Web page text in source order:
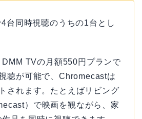
台同時視聴のうちの1台とし
TVの月額550円プランで
聴が可能で、Chromecastは
されます。たとえばリビング
）で映画を観ながら、家